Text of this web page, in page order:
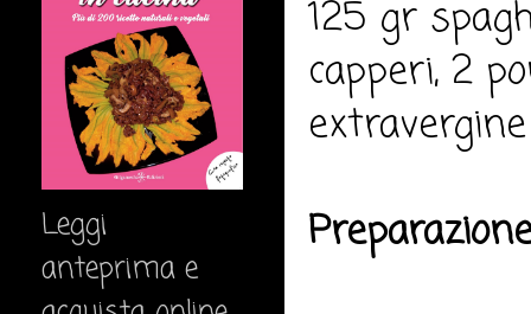
125 gr
capperi, 2
Leggi
anteprima e